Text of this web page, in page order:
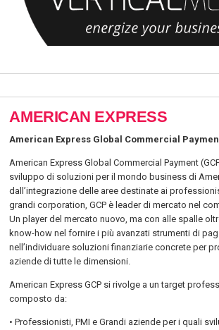
AMERICAN EXPRESS
American Express Global Commercial
American Express Global Commercial Payment
sviluppo di soluzioni per il mondo business di
dall’integrazione delle aree destinate ai
grandi corporation, GCP è leader di mercato nel
Un player del mercato nuovo, ma con alle spalle
know-how nel fornire i più avanzati strumenti di
nell’individuare soluzioni finanziarie concrete per
aziende di tutte le dimensioni.
American Express GCP si rivolge a un target
composto da:
• Professionisti, PMI e Grandi aziende per i quali